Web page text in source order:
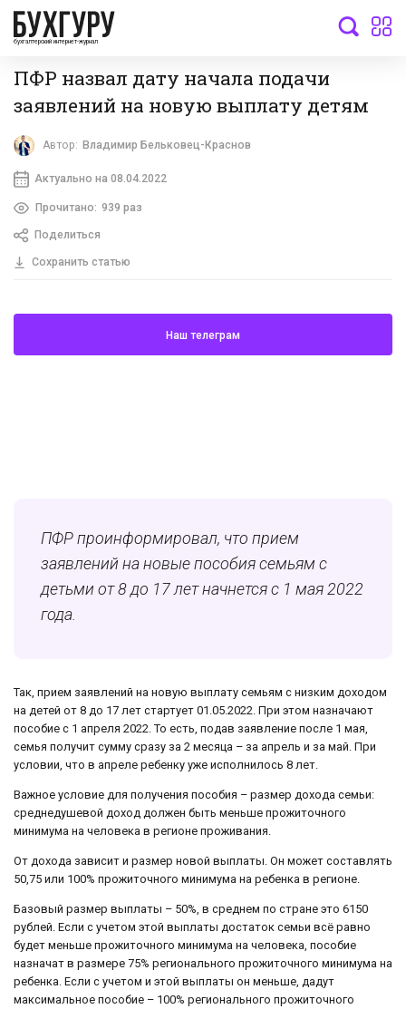
бухгалтерский интернет-журнал
ПФР назвал дату начала подачи
заявлений на новую выплату детям
Автор: Владимир Бельковец-Краснов
Актуально на 08.04.2022
Прочитано: 939 раз
Поделиться
Сохранить статью
Наш телеграм
ПФР проинформировал, что прием
заявлений на новые пособия семьям с
детьми от 8 до 17 лет начнется с 1 мая 2022
года.
Так, прием заявлений на новую выплату семьям с низким доходом
на детей от 8 до 17 лет стартует 01.05.2022. При этом назначают
пособие с 1 апреля 2022. То есть, подав заявление после 1 мая,
семья получит сумму сразу за 2 месяца – за апрель и за май. При
условии, что в апреле ребенку уже исполнилось 8 лет.
Важное условие для получения пособия – размер дохода семьи:
среднедушевой доход должен быть меньше прожиточного
минимума на человека в регионе проживания.
От дохода зависит и размер новой выплаты. Он может составлять
50,75 или 100% прожиточного минимума на ребенка в регионе.
Базовый размер выплаты – 50%, в среднем по стране это 6150
рублей. Если с учетом этой выплаты достаток семьи всё равно
будет меньше прожиточного минимума на человека, пособие
назначат в размере 75% регионального прожиточного минимума на
ребенка. Если с учетом и этой выплаты он меньше, дадут
максимальное пособие – 100% регионального прожиточного